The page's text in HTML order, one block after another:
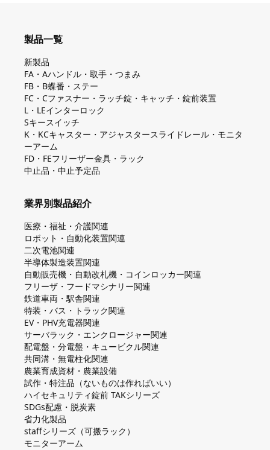
製品一覧
新製品
FA・Aハンドル・取手・つまみ
FB・B蝶番・ステー
FC・Cファスナー・ラッチ錠・キャッチ・錠前装置
L・LEインターロック
Sキースイッチ
K・KCキャスター・アジャスタースライドレール・モニタ
ーアーム
FD・FEフリーザー金具・ラック
中止品・中止予定品
業界別製品紹介
医療・福祉・介護関連
ロボット・自動化装置関連
二次電池関連
半導体製造装置関連
自動販売機・自動改札機・コインロッカー関連
フリーザ・フードマシナリー関連
鉄道車両・駅舎関連
特装・バス・トラック関連
EV・PHV充電器関連
サーバラック・エンクロージャー関連
配電盤・分電盤・キュービクル関連
共同溝・無電柱化関連
農業育成資材・農業設備
試作・特注品（ないものは作ればいい）
ハイセキュリティ錠前 TAKシリーズ
SDGs配慮・脱炭素
省力化製品
staffシリーズ（可搬ラック）
モニターアーム